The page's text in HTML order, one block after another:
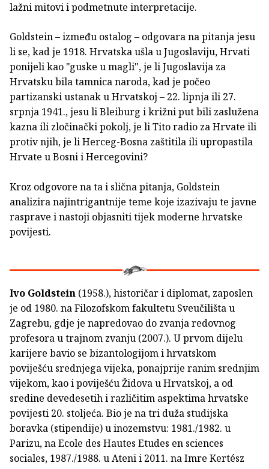
lažni mitovi i podmetnute interpretacije.
Goldstein – između ostalog – odgovara na pitanja jesu
li se, kad je 1918. Hrvatska ušla u Jugoslaviju, Hrvati
ponijeli kao "guske u magli", je li Jugoslavija za
Hrvatsku bila tamnica naroda, kad je počeo
partizanski ustanak u Hrvatskoj – 22. lipnja ili 27.
srpnja 1941., jesu li Bleiburg i križni put bili zaslužena
kazna ili zločinački pokolj, je li Tito radio za Hrvate ili
protiv njih, je li Herceg-Bosna zaštitila ili upropastila
Hrvate u Bosni i Hercegovini?
Kroz odgovore na ta i slična pitanja, Goldstein
analizira najintrigantnije teme koje izazivaju te javne
rasprave i nastoji objasniti tijek moderne hrvatske
povijesti.
Ivo Goldstein (1958.), historičar i diplomat, zaposlen
je od 1980. na Filozofskom fakultetu Sveučilišta u
Zagrebu, gdje je napredovao do zvanja redovnog
profesora u trajnom zvanju (2007.). U prvom dijelu
karijere bavio se bizantologijom i hrvatskom
poviješću srednjega vijeka, ponajprije ranim srednjim
vijekom, kao i poviješću Židova u Hrvatskoj, a od
sredine devedesetih i različitim aspektima hrvatske
povijesti 20. stoljeća. Bio je na tri duža studijska
boravka (stipendije) u inozemstvu: 1981./1982. u
Parizu, na Ecole des Hautes Etudes en sciences
sociales, 1987./1988. u Ateni i 2011. na Imre Kertész